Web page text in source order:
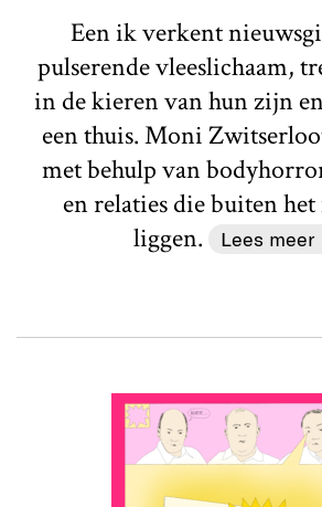
Een ik verkent
pulserende vleeslichaam,
in de kieren van hun zijn
een thuis. Moni
met behulp van
en relaties die buiten
liggen.
Lees meer